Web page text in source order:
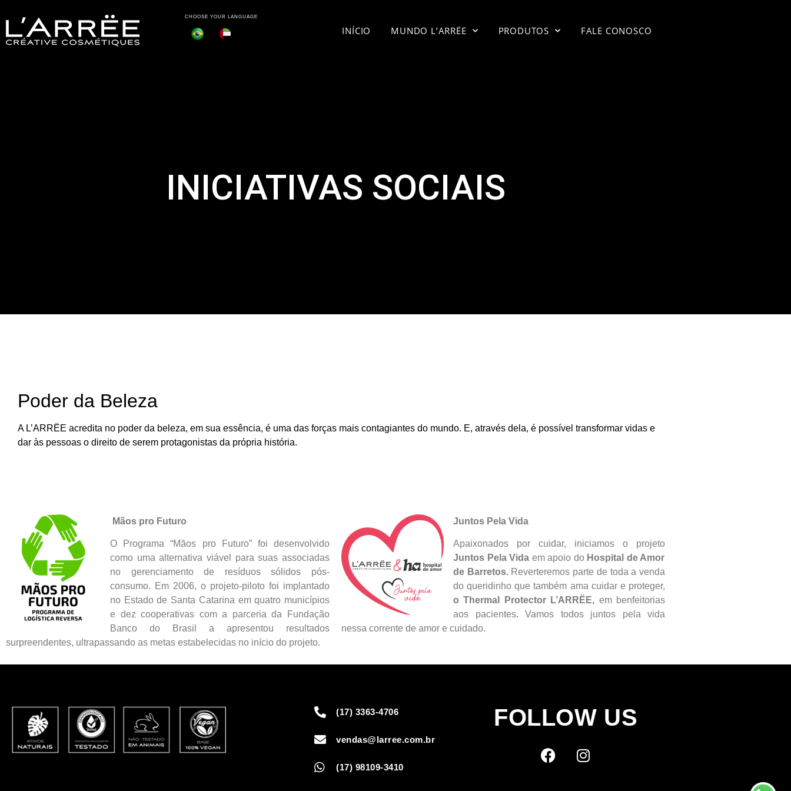
CHOOSE YOUR LANGUAGE
INÍCIO MUNDO L’ARRËE PRODUTOS FALE CONOSCO
INICIATIVAS SOCIAIS
Poder da Beleza
A L’ARRËE acredita no poder da beleza, em sua essência, é uma das forças mais contagiantes do mundo. E, através dela, é possível transformar vidas e
dar às pessoas o direito de serem protagonistas da própria história.
Mãos pro Futuro
O Programa “Mãos pro Futuro” foi desenvolvido
como uma alternativa viável para suas associadas
no gerenciamento de resíduos sólidos pós-
consumo. Em 2006, o projeto-piloto foi implantado
no Estado de Santa Catarina em quatro municípios
e dez cooperativas com a parceria da Fundação
Banco do Brasil a apresentou resultados
surpreendentes, ultrapassando as metas estabelecidas no início do projeto.
Juntos Pela Vida
Apaixonados por cuidar, iniciamos o projeto
Juntos Pela Vida em apoio do Hospital de Amor
de Barretos.Reverteremos parte de toda a venda
do queridinho que também ama cuidar e proteger,
o Thermal Protector L’ARRËE, em benfeitorias
aos pacientes.Vamos todos juntos pela vida
nessa corrente de amor e cuidado.
(17) 3363-4706
vendas@larree.com.br
(17) 98109-3410
FOLLOW US